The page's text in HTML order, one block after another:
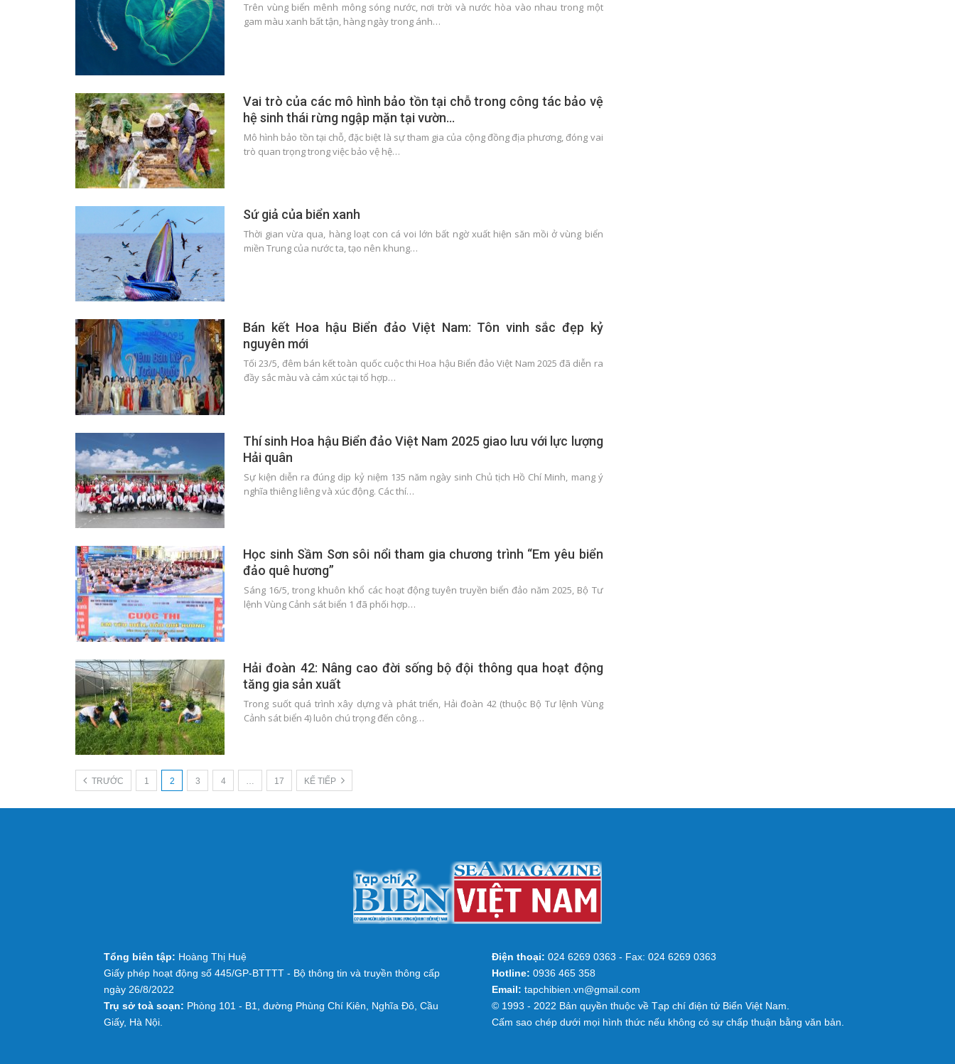
Trên vùng biển mênh mông sóng nước, nơi trời và nước hòa vào nhau trong một
gam màu xanh bất tận, hàng ngày trong ánh…
Vai trò của các mô hình bảo tồn tại chỗ trong công tác bảo vệ
hệ sinh thái rừng ngập mặn tại vườn…
Mô hình bảo tồn tại chỗ, đặc biệt là sự tham gia của cộng đồng địa phương, đóng vai
trò quan trọng trong việc bảo vệ hệ…
Sứ giả của biển xanh
Thời gian vừa qua, hàng loạt con cá voi lớn bất ngờ xuất hiện săn mồi ở vùng biển
miền Trung của nước ta, tạo nên khung…
Bán kết Hoa hậu Biển đảo Việt Nam: Tôn vinh sắc đẹp kỷ
nguyên mới
Tối 23/5, đêm bán kết toàn quốc cuộc thi Hoa hậu Biển đảo Việt Nam 2025 đã diễn ra
đầy sắc màu và cảm xúc tại tổ hợp…
Thí sinh Hoa hậu Biển đảo Việt Nam 2025 giao lưu với lực lượng
Hải quân
Sự kiện diễn ra đúng dịp kỷ niệm 135 năm ngày sinh Chủ tịch Hồ Chí Minh, mang ý
nghĩa thiêng liêng và xúc động. Các thí…
Học sinh Sầm Sơn sôi nổi tham gia chương trình “Em yêu biển
đảo quê hương”
Sáng 16/5, trong khuôn khổ các hoạt động tuyên truyền biển đảo năm 2025, Bộ Tư
lệnh Vùng Cảnh sát biển 1 đã phối hợp…
Hải đoàn 42: Nâng cao đời sống bộ đội thông qua hoạt động
tăng gia sản xuất
Trong suốt quá trình xây dựng và phát triển, Hải đoàn 42 (thuộc Bộ Tư lệnh Vùng
Cảnh sát biển 4) luôn chú trọng đến công…
TRƯỚC 1 2 3 4 … 17 KẾ TIẾP
Tổng biên tập: Hoàng Thị Huệ
Giấy phép hoạt động số 445/GP-BTTTT - Bộ thông tin và truyền thông cấp
ngày 26/8/2022
Trụ sở toà soạn: Phòng 101 - B1, đường Phùng Chí Kiên, Nghĩa Đô, Cầu
Giấy, Hà Nội.
Điện thoại: 024 6269 0363 - Fax: 024 6269 0363
Hotline: 0936 465 358
Email: tapchibien.vn@gmail.com
© 1993 - 2022 Bản quyền thuộc về Tạp chí điện tử Biển Việt Nam.
Cấm sao chép dưới mọi hình thức nếu không có sự chấp thuận bằng văn bản.